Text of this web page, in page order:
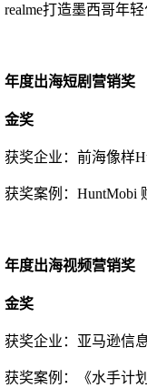
realme打造墨西哥年
年度出海短剧营销奖
金奖
获奖企业： 前海像样
获奖案例： HuntMobi
年度出海视频营销奖
金奖
获奖企业： 亚马逊信
获奖案例： 《水手计